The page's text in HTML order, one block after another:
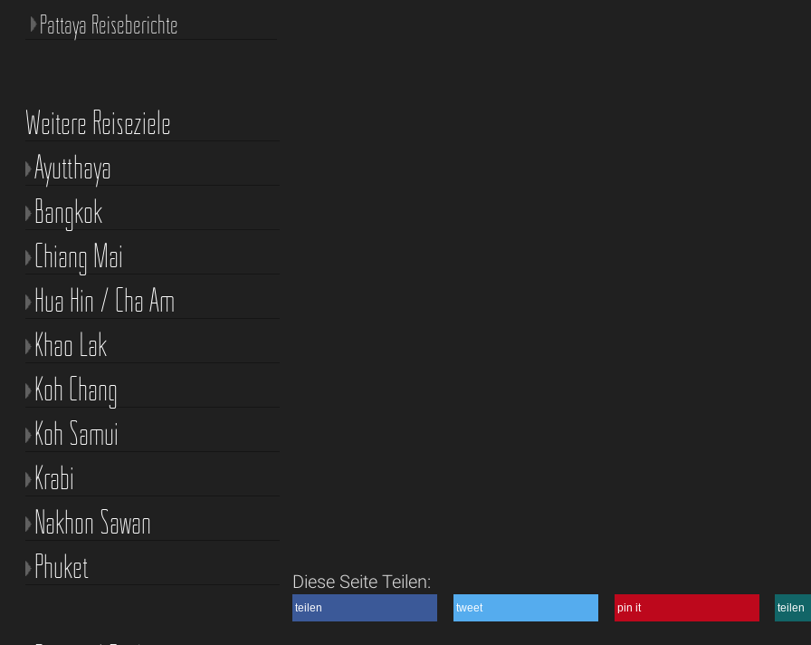
Diese Seite Teilen:
teilen tweet pin it teilen
Pattaya Reiseberichte
Weitere Reiseziele
Ayutthaya
Bangkok
Chiang Mai
Hua Hin / Cha Am
Khao Lak
Koh Chang
Koh Samui
Krabi
Nakhon Sawan
Phuket